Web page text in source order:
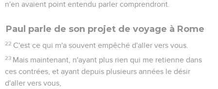
n'en avaient point entendu parler comprendront.
Paul parle de son projet de voyage à Rome
22 C'est ce qui m'a souvent empêché d'aller vers vous.
23 Mais maintenant, n'ayant plus rien qui me retienne dans
ces contrées, et ayant depuis plusieurs années le désir
d'aller vers vous,